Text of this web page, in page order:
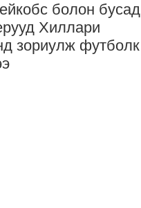
болон бусад
Хиллари
зориулж футболк